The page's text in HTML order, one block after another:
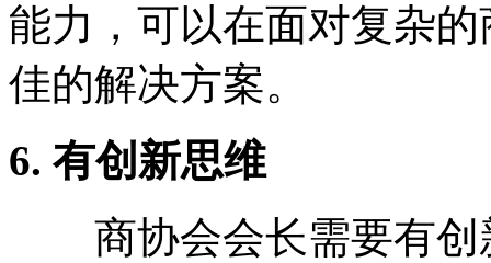
能力，可以在面对复杂
佳的解决方案。
6. 有创新思维
商协会会长需要有创